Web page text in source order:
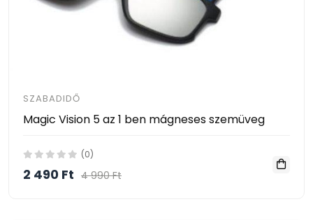
SZABADIDŐ
Magic Vision 5 az 1 ben mágneses szemüveg
(0)
2 490 Ft 4 990 Ft